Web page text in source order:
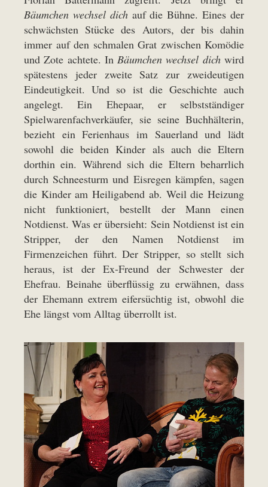
Bäumchen wechsel dichauf die Bühne. Eines der
schwächsten Stücke des Autors, der bis dahin
immer auf den schmalen Grat zwischen Komödie
und Zote achtete. In Bäumchen wechsel dichwird
spätestens jeder zweite Satz zur zweideutigen
Eindeutigkeit. Und so ist die Geschichte auch
angelegt. Ein Ehepaar, er selbstständiger
Spielwarenfachverkäufer, sie seine Buchhälterin,
bezieht ein Ferienhaus im Sauerland und lädt
sowohl die beiden Kinder als auch die Eltern
dorthin ein. Während sich die Eltern beharrlich
durch Schneesturm und Eisregen kämpfen, sagen
die Kinder am Heiligabend ab. Weil die Heizung
nicht funktioniert, bestellt der Mann einen
Notdienst. Was er übersieht: Sein Notdienst ist ein
Stripper, der den Namen Notdienst im
Firmenzeichen führt. Der Stripper, so stellt sich
heraus, ist der Ex-Freund der Schwester der
Ehefrau. Beinahe überflüssig zu erwähnen, dass
der Ehemann extrem eifersüchtig ist, obwohl die
Ehe längst vom Alltag überrollt ist.